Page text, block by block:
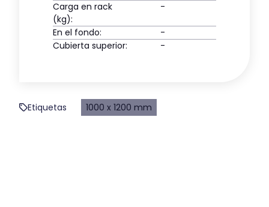
Carga en rack
(kg):
-
En el fondo:
-
Cubierta superior:
-
Etiquetas 1000 x 1200 mm